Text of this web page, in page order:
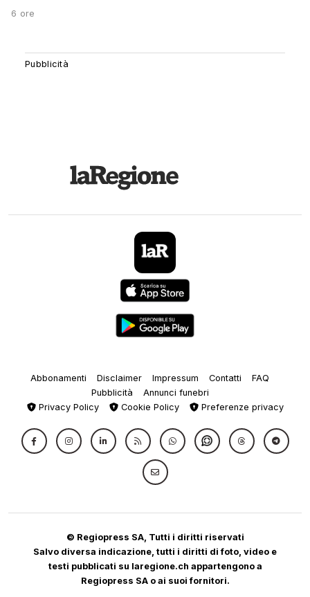
6 ore
Abbonamenti Disclaimer Impressum Contatti
FAQ
Pubblicità
Annunci funebri
Privacy Policy
Cookie Policy Preferenze privacy
© Regiopress SA, Tutti i diritti riservati
Salvo diversa indicazione, tutti i diritti di foto, video e
testi pubblicati su laregione.ch appartengono a
Regiopress SA o ai suoi fornitori.